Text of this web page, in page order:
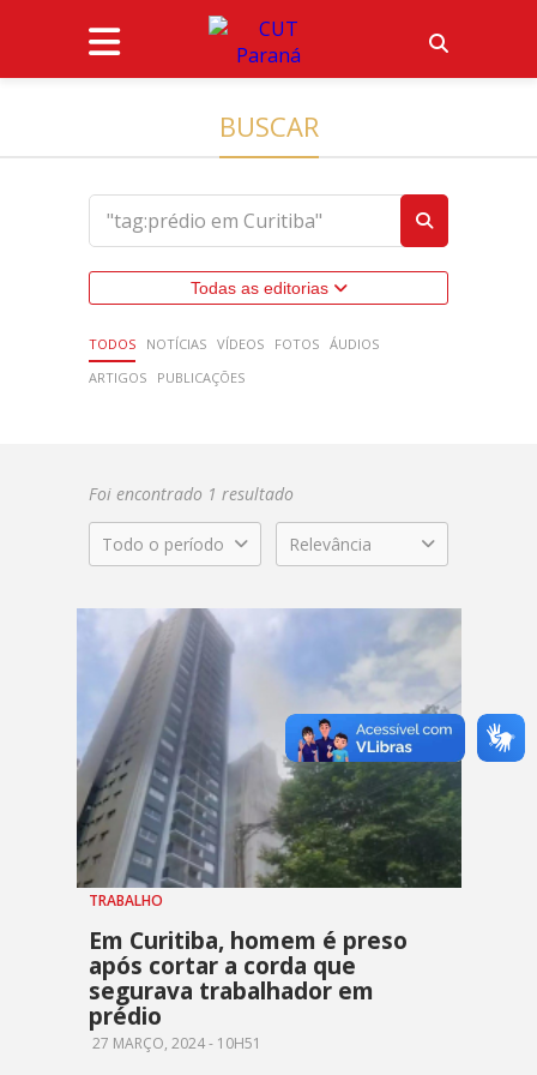
BUSCAR
Todas as editorias
TODOS NOTÍCIAS VÍDEOS FOTOS ÁUDIOS
ARTIGOS
PUBLICAÇÕES
Foi encontrado 1 resultado
Todo o período Relevância
TRABALHO
Em Curitiba, homem é preso
após cortar a corda que
segurava trabalhador em
prédio
27 MARÇO, 2024 - 10H51